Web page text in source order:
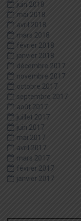
juin 2018
mai 2018
avril 2018
mars 2018
février 2018
janvier 2018
décembre 2017
novembre 2017
octobre 2017
septembre 2017
août 2017
juillet 2017
juin 2017
mai 2017
avril 2017
mars 2017
février 2017
janvier 2017